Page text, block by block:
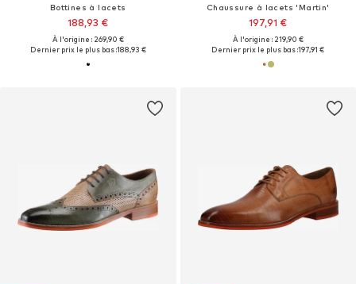
Bottines à lacets
188,93 €
À l'origine : 269,90 €
Dernier prix le plus bas :188,93 €
Chaussure à lacets 'Martin'
197,91 €
À l'origine : 219,90 €
Dernier prix le plus bas :197,91 €